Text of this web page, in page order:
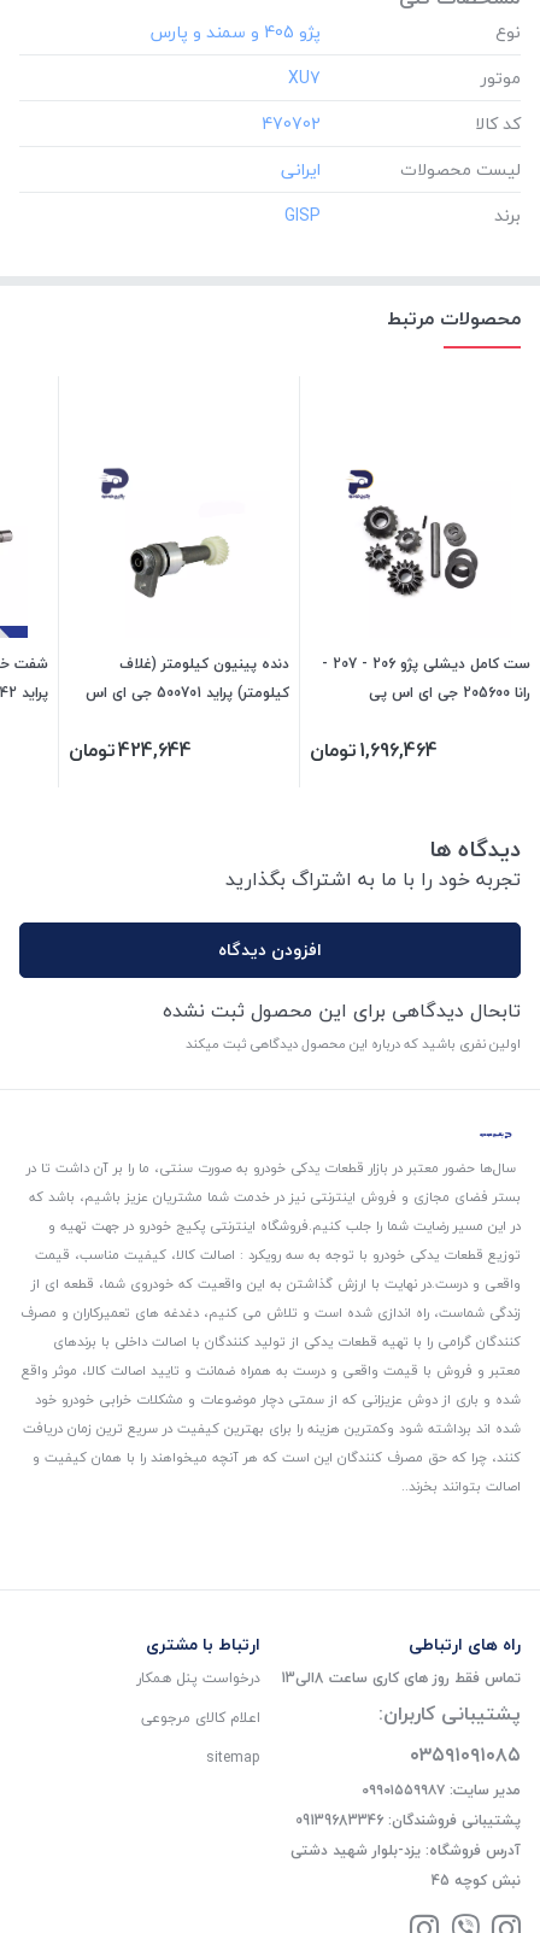
نوع
موتور
‎XU7
کد کالا
‎470702
لیست محصولات
برند
‎GISP
محصولات مرتبط
ست کامل دیشلی پژو 206 - 207 -
رانا 205600 جی ای اس پی
1,696,464تومان
دنده پینیون کیلومتر (غلاف
کیلومتر) پراید 500701 جی ای اس
424,644تومان
شفت
پراید 509842 جی ای اس پی
دیدگاه ها
تجربه خود را با ما به اشتراگ بگذارید
افزودن دیدگاه
تابحال دیدگاهی برای این محصول ثبت نشده
اولین نفری باشید که درباره این محصول دیدگاهی ثبت میکند
سال‌ها حضور معتبر در بازار قطعات یدکی خودرو به صورت سنتی، ما را بر آن داشت تا در
بستر فضای مجازی و فروش اینترنتی نیز در خدمت شما مشتریان عزیز باشیم، باشد که
در این مسیر رضایت شما را جلب کنیم.فروشگاه اینترنتی پکیج خودرو در جهت تهیه و
توزیع قطعات یدکی خودرو با توجه به سه رویکرد : اصالت کالا، کیفیت مناسب، قیمت
واقعی و درست.در نهایت با ارزش گذاشتن به این واقعیت که خودروی شما، قطعه ای از
زندگی شماست، راه اندازی شده است و تلاش می کنیم، دغدغه های تعمیرکاران و مصرف
کنندگان گرامی را با تهیه قطعات یدکی از تولید کنندگان با اصالت داخلی با برندهای
معتبر و فروش با قیمت واقعی و درست به همراه ضمانت و تایید اصالت کالا، موثر واقع
شده و باری از دوش عزیزانی که از سمتی دچار موضوعات و مشکلات خرابی خودرو خود
شده اند برداشته شود و‌کمترین هزینه را برای بهترین کیفیت در سریع ترین زمان دریافت
کنند، چرا که حق مصرف کنندگان این است که هر آنچه میخواهند را با همان کیفیت و
اصالت بتوانند بخرند..
راه های ارتباطی
تماس فقط روز های کاری ساعت 8الی13
پشتیبانی کاربران:
۰۳۵۹۱۰۹۱۰۸۵
مدیر سایت: ۰۹۹۰۱۵۵۹۹۸۷
پشتیبانی فروشندگان: 09139683346
آدرس فروشگاه: یزد-بلوار شهید دشتی
نبش کوچه 45
ارتباط با مشتری
درخواست پنل همکار
اعلام کالای مرجوعی
sitemap